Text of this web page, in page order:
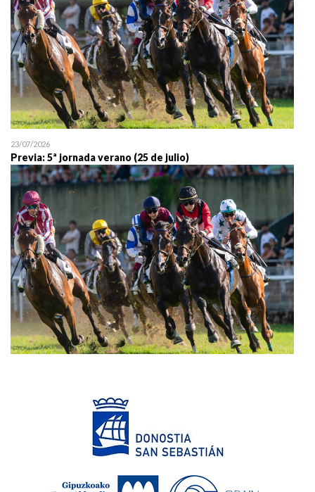
23/07/2026
Previa: 5ª jornada verano (25 de julio)